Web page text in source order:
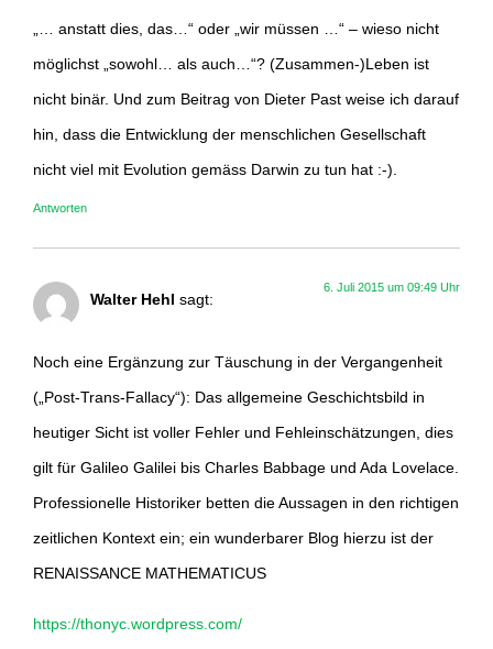
„… anstatt dies, das…“ oder „wir müssen …“ – wieso nicht
möglichst „sowohl… als auch…“? (Zusammen-)Leben ist
nicht binär. Und zum Beitrag von Dieter Past weise ich darauf
hin, dass die Entwicklung der menschlichen Gesellschaft
nicht viel mit Evolution gemäss Darwin zu tun hat :-).
Antworten
Walter Hehl sagt:
6. Juli 2015 um 09:49 Uhr
Noch eine Ergänzung zur Täuschung in der Vergangenheit
(„Post-Trans-Fallacy“): Das allgemeine Geschichtsbild in
heutiger Sicht ist voller Fehler und Fehleinschätzungen, dies
gilt für Galileo Galilei bis Charles Babbage und Ada Lovelace.
Professionelle Historiker betten die Aussagen in den richtigen
zeitlichen Kontext ein; ein wunderbarer Blog hierzu ist der
RENAISSANCE MATHEMATICUS
https://thonyc.wordpress.com/